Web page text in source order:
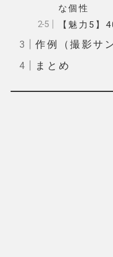
な個性
【魅力5】
作例（撮影サ
まとめ